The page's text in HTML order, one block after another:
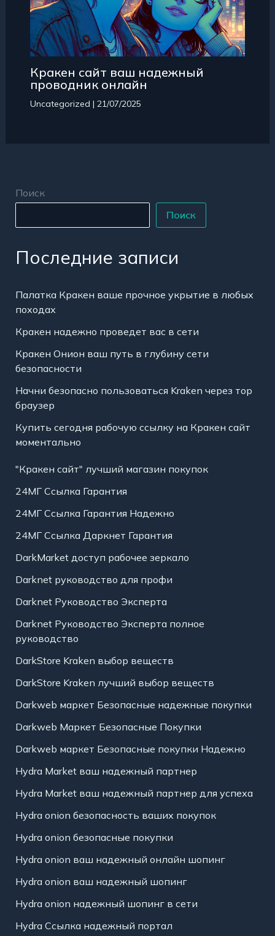
Кракен сайт ваш надежный
проводник онлайн
Uncategorized | 21/07/2025
Поиск
Поиск
Последние записи
Палатка Кракен ваше прочное укрытие в любых
походах
Кракен надежно проведет вас в сети
Кракен Онион ваш путь в глубину сети
безопасности
Начни безопасно пользоваться Kraken через тор
браузер
Купить сегодня рабочую ссылку на Кракен сайт
моментально
"Кракен сайт" лучший магазин покупок
24МГ Ссылка Гарантия
24МГ Ссылка Гарантия Надежно
24МГ Ссылка Даркнет Гарантия
DarkMarket доступ рабочее зеркало
Darknet руководство для профи
Darknet Руководство Эксперта
Darknet Руководство Эксперта полное
руководство
DarkStore Kraken выбор веществ
DarkStore Kraken лучший выбор веществ
Darkweb маркет Безопасные надежные покупки
Darkweb Маркет Безопасные Покупки
Darkweb маркет Безопасные покупки Надежно
Hydra Market ваш надежный партнер
Hydra Market ваш надежный партнер для успеха
Hydra onion безопасность ваших покупок
Hydra onion безопасные покупки
Hydra onion ваш надежный онлайн шопинг
Hydra onion ваш надежный шопинг
Hydra onion надежный шопинг в сети
Hydra Ссылка надежный портал